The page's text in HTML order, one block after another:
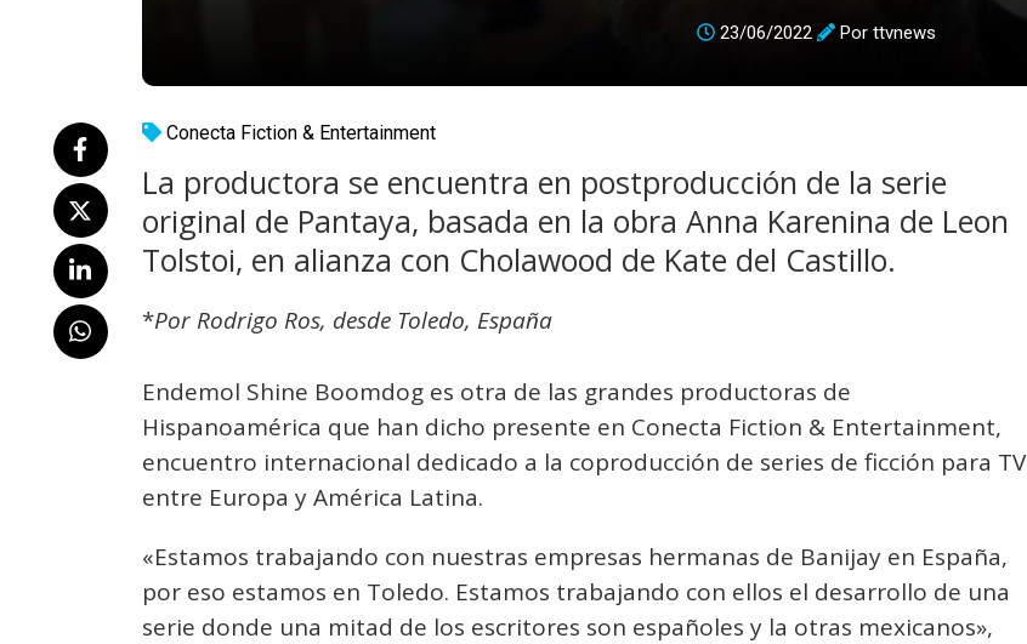
23/06/2022 Por ttvnews
Conecta Fiction & Entertainment
La productora se encuentra en postproducción de la serie
original de Pantaya, basada en la obra Anna Karenina de Leon
Tolstoi, en alianza con Cholawood de Kate del Castillo.
*Por Rodrigo Ros, desde Toledo, España
Endemol Shine Boomdog es otra de las grandes productoras de
Hispanoamérica que han dicho presente en Conecta Fiction & Entertainment,
encuentro internacional dedicado a la coproducción de series de ficción para TV
entre Europa y América Latina.
«Estamos trabajando con nuestras empresas hermanas de Banijay en España,
por eso estamos en Toledo. Estamos trabajando con ellos el desarrollo de una
serie donde una mitad de los escritores son españoles y la otras mexicanos»,